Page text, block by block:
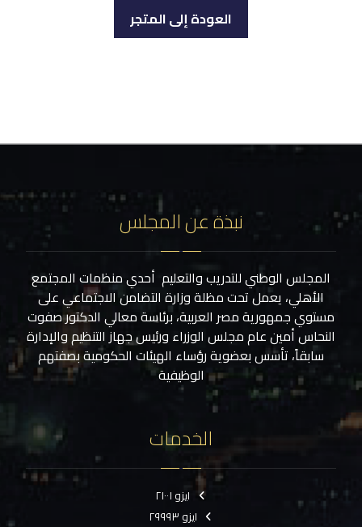
العودة إلى المتجر
نبذة عن المجلس
المجلس الوطني للتدريب والتعليم أحدي منظمات المجتمع
الأهلي، يعمل تحت مظلة وزارة التضامن الاجتماعي على
مستوي جمهورية مصر العربية، برئاسة معالي الدكتور صفوت
النحاس أمين عام مجلس الوزراء ورئيس جهاز التنظيم والإدارة
سابقاً، تأسس بعضوية رؤساء الهيئات الحكومية بصفتهم
الوظيفية
الخدمات
ايزو ٢١٠٠١
ايزو ٢٩٩٩٣